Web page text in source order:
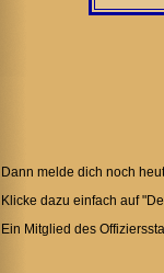
Dann melde dich noch
Klicke dazu einfach auf
Ein Mitglied des